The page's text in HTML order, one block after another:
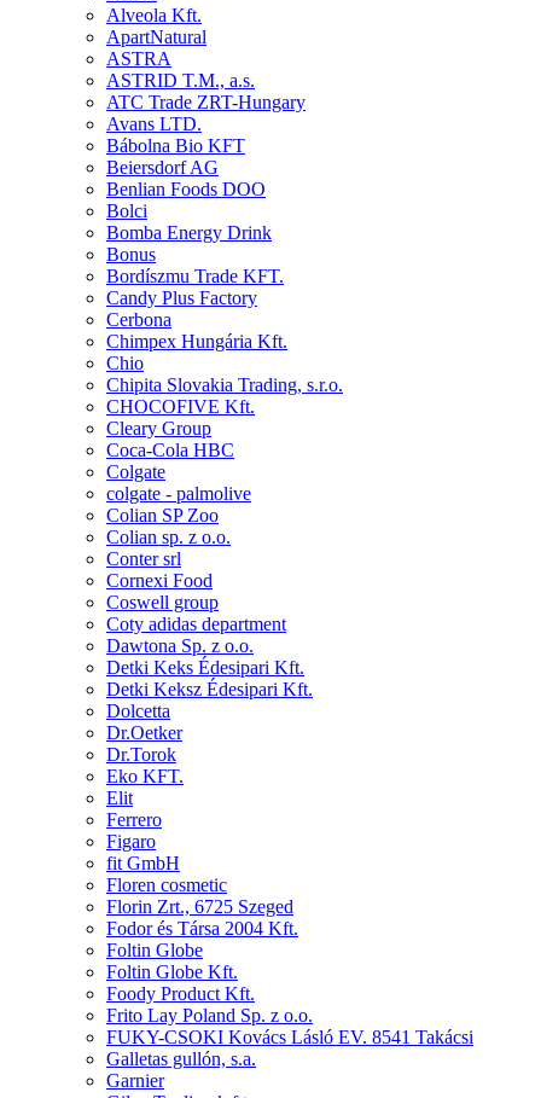
Alveola Kft.
ApartNatural
ASTRA
ASTRID T.M., a.s.
ATC Trade ZRT-Hungary
Avans LTD.
Bábolna Bio KFT
Beiersdorf AG
Benlian Foods DOO
Bolci
Bomba Energy Drink
Bonus
Bordíszmu Trade KFT.
Candy Plus Factory
Cerbona
Chimpex Hungária Kft.
Chio
Chipita Slovakia Trading, s.r.o.
CHOCOFIVE Kft.
Cleary Group
Coca-Cola HBC
Colgate
colgate - palmolive
Colian SP Zoo
Colian sp. z o.o.
Conter srl
Cornexi Food
Coswell group
Coty adidas department
Dawtona Sp. z o.o.
Detki Keks Édesipari Kft.
Detki Keksz Édesipari Kft.
Dolcetta
Dr.Oetker
Dr.Torok
Eko KFT.
Elit
Ferrero
Figaro
fit GmbH
Floren cosmetic
Florin Zrt., 6725 Szeged
Fodor és Társa 2004 Kft.
Foltin Globe
Foltin Globe Kft.
Foody Product Kft.
Frito Lay Poland Sp. z o.o.
FUKY-CSOKI Kovács Lásló EV. 8541 Takácsi
Galletas gullón, s.a.
Garnier